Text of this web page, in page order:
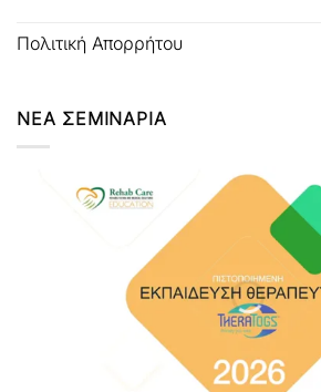
Πολιτική Απορρήτου
ΝΕΑ ΣΕΜΙΝΑΡΙΑ